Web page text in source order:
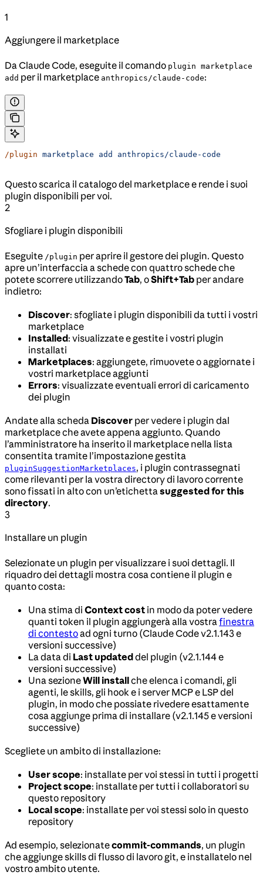
1
Aggiungere il marketplace
Da Claude Code, eseguite il comando plugin marketplace
add per il marketplace anthropics/claude-code:
/plugin marketplace add anthropics/claude-code
Questo scarica il catalogo del marketplace e rende i suoi
plugin disponibili per voi.
2
Sfogliare i plugin disponibili
Eseguite /plugin per aprire il gestore dei plugin. Questo
apre un’interfaccia a schede con quattro schede che
potete scorrere utilizzandoTab, oShift+Tab per andare
indietro:
Discover: sfogliate i plugin disponibili da tutti i vostri
marketplace
Installed: visualizzate e gestite i vostri plugin
installati
Marketplaces: aggiungete, rimuovete o aggiornate i
vostri marketplace aggiunti
Errors: visualizzate eventuali errori di caricamento
dei plugin
Andate alla scheda Discover per vedere i plugin dal
marketplace che avete appena aggiunto. Quando
l’amministratore ha inserito il marketplace nella lista
consentita tramite l’impostazione gestita
pluginSuggestionMarketplaces, i plugin contrassegnati
come rilevanti per la vostra directory di lavoro corrente
sono fissati in alto con un’etichetta suggested for this
directory.
3
Installare un plugin
Selezionate un plugin per visualizzare i suoi dettagli. Il
riquadro dei dettagli mostra cosa contiene il plugin e
quanto costa:
Una stima di Context cost in modo da poter vedere
quanti token il plugin aggiungerà alla vostra finestra
di contestoad ogni turno (Claude Code v2.1.143 e
versioni successive)
La data di Last updateddel plugin (v2.1.144 e
versioni successive)
Una sezioneWill installche elenca i comandi, gli
agenti, le skills, gli hook e i server MCP e LSP del
plugin, in modo che possiate rivedere esattamente
cosa aggiunge prima di installare (v2.1.145 e versioni
successive)
Scegliete un ambito di installazione:
User scope: installate per voi stessi in tutti i progetti
Project scope: installate per tutti i collaboratori su
questo repository
Local scope: installate per voi stessi solo in questo
repository
Ad esempio, selezionatecommit-commands, un plugin
che aggiunge skills di flusso di lavoro git, e installatelo nel
vostro ambito utente.